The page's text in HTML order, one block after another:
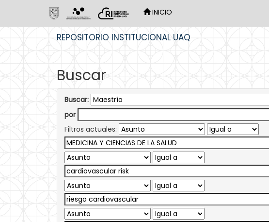
INICIO
REPOSITORIO INSTITUCIONAL UAQ
Buscar
Buscar:
por
Filtros actuales: